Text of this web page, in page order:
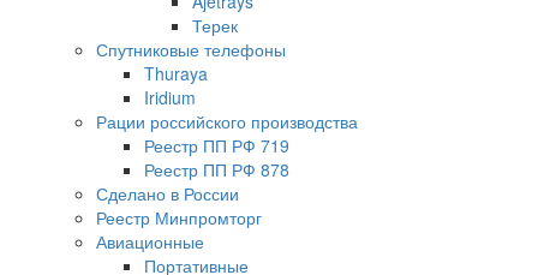
Терек
Спутниковые телефоны
Thuraya
Iridium
Рации российского производства
Реестр ПП РФ 719
Реестр ПП РФ 878
Сделано в России
Реестр Минпромторг
Авиационные
Портативные